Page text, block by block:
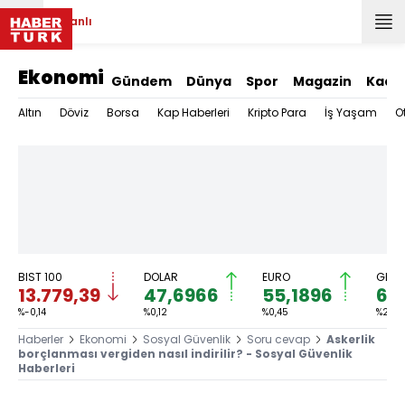
Canlı
Ekonomi Gündem Dünya Spor Magazin
Altın Döviz Borsa Kap Haberleri Kripto Para İş Yaşam
BIST 100
13.779,39
%-0,14
DOLAR
47,6966
%0,12
EURO
55,1896
%0,45 %2,59
Haberler Ekonomi Sosyal Güvenlik Soru cevap
Askerlik
borçlanması vergiden nasıl indirilir? - Sosyal Güvenlik
Haberleri